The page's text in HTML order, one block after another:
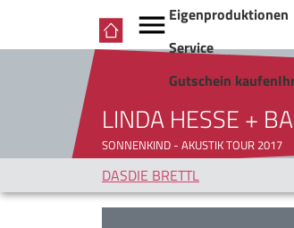
Eigenproduktionen
Service
Gutschein kaufen
LINDA HESSE +
SONNENKIND - AKUSTIK TOUR 2017
DASDIE BRETTL